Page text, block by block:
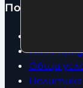
Полезно
Нови
Общи